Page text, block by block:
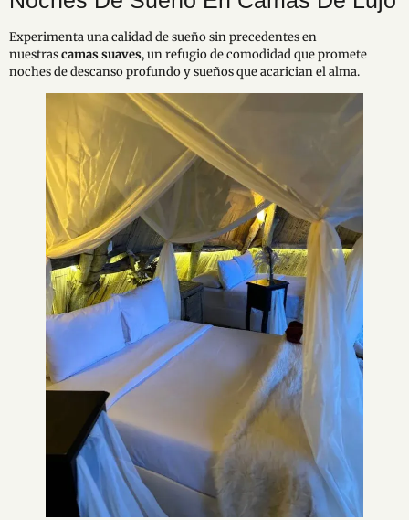
Experimenta una calidad de sueño sin precedentes en
nuestrascamas suaves, un refugio de comodidad que promete
noches de descanso profundo y sueños que acarician el alma.